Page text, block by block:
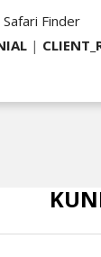
Finder
|